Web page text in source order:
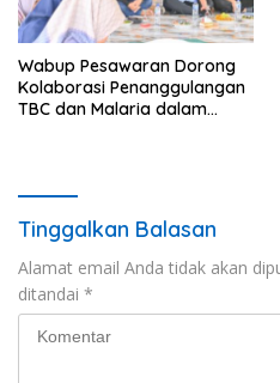
Wabup Pesawaran Dorong
Kolaborasi Penanggulangan
TBC dan Malaria dalam
Tinggalkan Balasan
Alamat email Anda tidak akan
ditandai *